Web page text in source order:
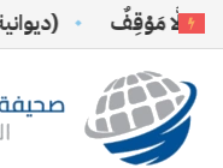
(ديوانية